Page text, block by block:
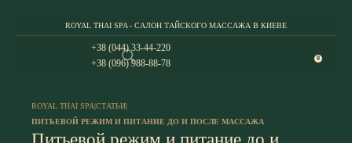
ROYAL THAI SPA - САЛОН ТАЙСКОГО МАССАЖА В КИЕВЕ
+38 (044) 33-44-220
+38 (096) 988-88-78
0
ROYAL THAI SPA|СТАТЬИ|
ПИТЬЕВОЙ РЕЖИМ И ПИТАНИЕ ДО И ПОСЛЕ МАССАЖА